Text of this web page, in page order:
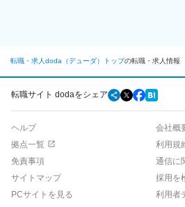
転職・求人doda（デューダ）トップの転職・求人情報
転職サイト dodaをシェア
ヘルプ
会社概
拠点一覧
利用規
免責事項
通信に
サイトマップ
採用を
PCサイトを見る
利用者